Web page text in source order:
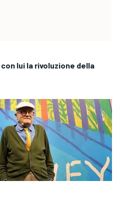
lui la rivoluzione della